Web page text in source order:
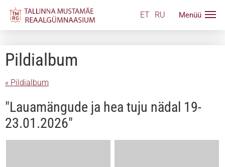
ET RU
Pildialbum
« Pildialbum
"Lauamängude ja hea tuju nädal 19-
23.01.2026"